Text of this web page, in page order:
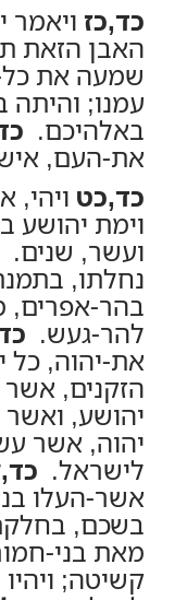
כד,כז
האבן הזאת
שמעה את
עמנו;
באלהיכם.
את-העם,
כד,כט ויהי,
וימת יהושע
ועשר, שנים.
נחלתו,
בהר-אפרים,
להר-געש.
את-יהוה, כל
הזקנים, אשר
יהושע,
יהוה, אשר
לישראל.
אשר-העלו
בשכם,
מאת בני-
קשיטה; ויהיו